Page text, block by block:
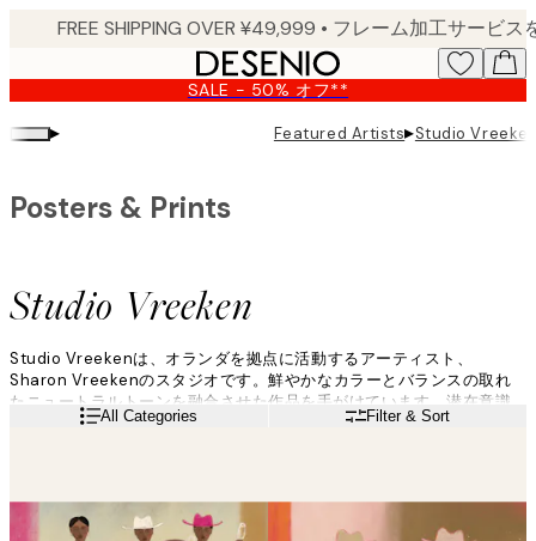
content.
SALE - 50% オフ**
▸ Featured Artists▸Studio
Studio Vreeken
Posters & Prints
Studio Vreekenは、オランダを拠点に活動するアーティスト、
Sharon Vreekenのスタジオです。鮮やかなカラーとバランスの取れ
たニュートラルトーンを融合させた作品を手がけています。潜在意識
からのインスピレーション、インテリアトレンド、南米の西部劇など
Read moreAll Categories Filter & Sort